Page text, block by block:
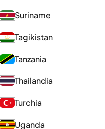
Suriname
Tagikistan
Tanzania
Thailandia
Turchia
Uganda